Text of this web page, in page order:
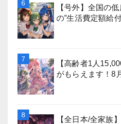
【号外】全国の
の”生活費定額給
【高齢者1人
がもらえます！8
【全日本/全家族